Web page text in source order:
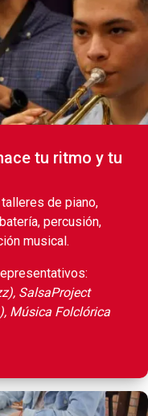
tu ritmo y tu
de piano,
percusión,
musical.
SalsaProject
Música Folclórica